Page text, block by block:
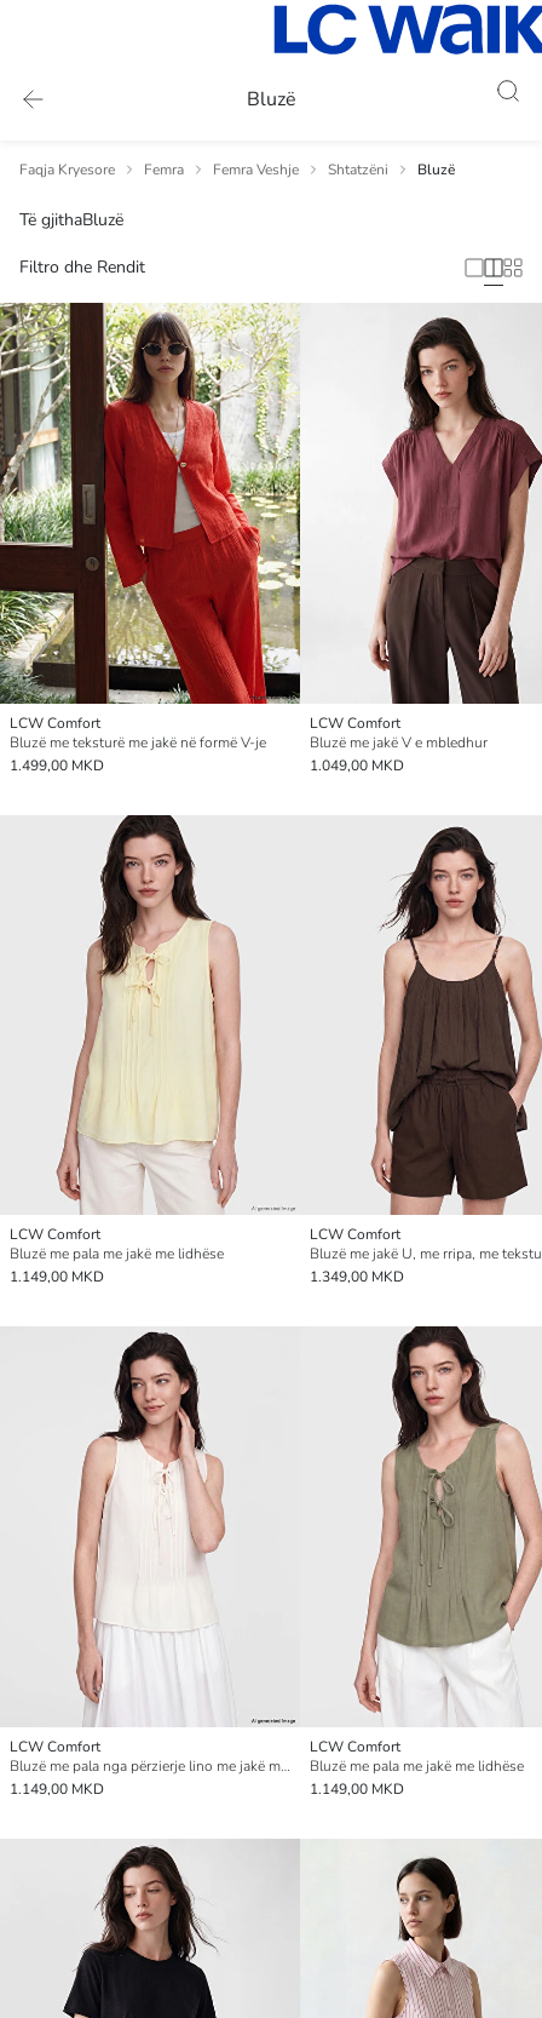
Bluzë
Faqja Kryesore Femra Femra Veshje Shtatzëni Bluzë
Të gjithaBluzë
Filtro dhe Rendit
LCW Comfort
Bluzë me teksturë me jakë në formë V-je
1.499,00 MKD
LCW Comfort
Bluzë me jakë V e mbledhur
1.049,00 MKD
LCW Comfort
Bluzë me pala me jakë me lidhëse
1.149,00 MKD
LCW Comfort
1.349,00 MKD
LCW Comfort
Bluzë me pala nga përzierje lino me jakë me lidhëse për gra
1.149,00 MKD
LCW Comfort
Bluzë me pala me jakë me lidhëse
1.149,00 MKD